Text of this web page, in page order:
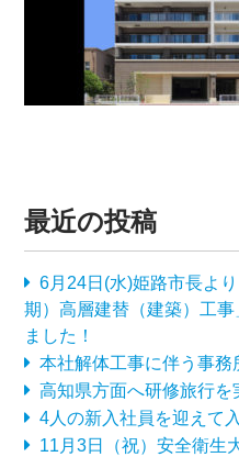
最近の投稿
6月24日(水)姫路市長よ
期）高層建替（建築）工
ました！
本社解体工事に伴う事務
高知県方面へ研修旅行を
4人の新入社員を迎えて
11月3日（祝）安全衛生